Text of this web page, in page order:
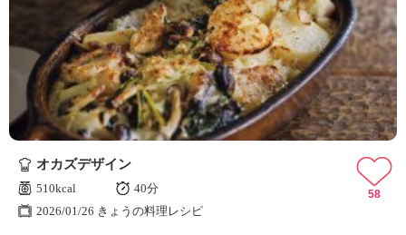
オカズデザイン
510kcal
40分
2026/01/26 きょうの料理レシピ
58